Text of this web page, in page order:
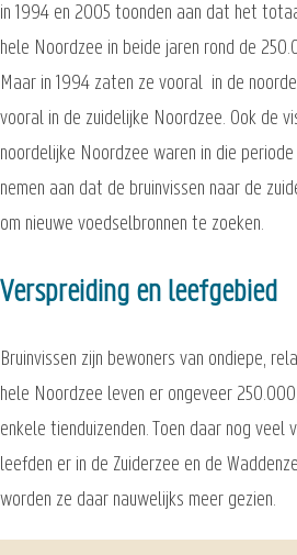
in 1994 en 2005 toonden aan dat het
hele Noordzee in beide jaren rond de
Maar in 1994 zaten ze vooral in de
vooral in de zuidelijke Noordzee. Ook de
noordelijke Noordzee waren in die
nemen aan dat de bruinvissen naar de
om nieuwe voedselbronnen te zoeken.
Verspreiding en leefgebied
Bruinvissen zijn bewoners van ondiepe,
hele Noordzee leven er ongeveer
enkele tienduizenden. Toen daar nog veel
leefden er in de Zuiderzee en de
worden ze daar nauwelijks meer gezien.